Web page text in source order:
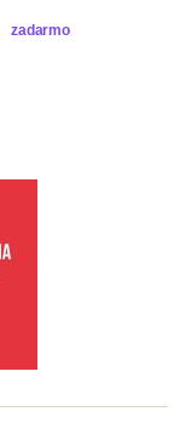
zadarmo